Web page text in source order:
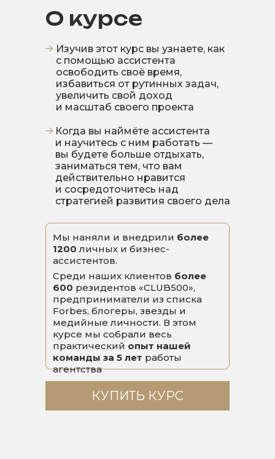
О курсе
КУПИТЬ КУРС
Мы наняли и внедрили более
1200 личных и бизнес-
ассистентов.
Среди наших клиентов более
600 резидентов «CLUB500»,
предприниматели из списка
Forbes, блогеры, звезды и
медийные личности. В этом
курсе мы собрали весь
практический опыт нашей
команды за 5 лет работы
агентства
Изучив этот курс вы узнаете, как
с помощью ассистента
освободить своё время,
избавиться от рутинных задач,
увеличить свой доход
и масштаб своего проекта
Когда вы наймёте ассистента
и научитесь с ним работать —
вы будете больше отдыхать,
заниматься тем, что вам
действительно нравится
и сосредоточитесь над
стратегией развития своего дела